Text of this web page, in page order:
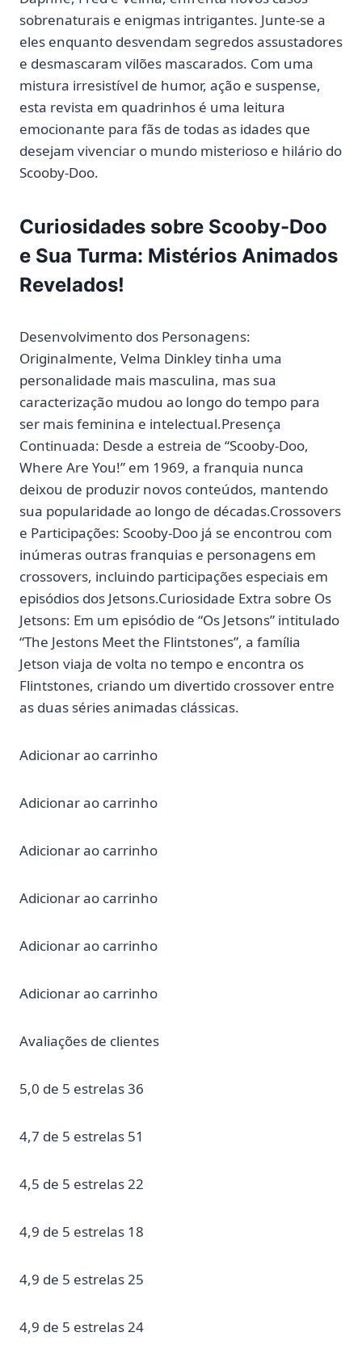
sobrenaturais e enigmas intrigantes. Junte-se a
eles enquanto desvendam segredos assustadores
e desmascaram vilões mascarados. Com uma
mistura irresistível de humor, ação e suspense,
esta revista em quadrinhos é uma leitura
emocionante para fãs de todas as idades que
desejam vivenciar o mundo misterioso e hilário do
Scooby-Doo.
Curiosidades sobre Scooby-Doo
e Sua Turma: Mistérios Animados
Revelados!
Desenvolvimento dos Personagens:
Originalmente, Velma Dinkley tinha uma
personalidade mais masculina, mas sua
caracterização mudou ao longo do tempo para
ser mais feminina e intelectual.Presença
Continuada: Desde a estreia de “Scooby-Doo,
Where Are You!” em 1969, a franquia nunca
deixou de produzir novos conteúdos, mantendo
sua popularidade ao longo de décadas.Crossovers
e Participações: Scooby-Doo já se encontrou com
inúmeras outras franquias e personagens em
crossovers, incluindo participações especiais em
episódios dos Jetsons.Curiosidade Extra sobre Os
Jetsons: Em um episódio de “Os Jetsons” intitulado
“The Jestons Meet the Flintstones”, a família
Jetson viaja de volta no tempo e encontra os
Flintstones, criando um divertido crossover entre
as duas séries animadas clássicas.
Adicionar ao carrinho
Adicionar ao carrinho
Adicionar ao carrinho
Adicionar ao carrinho
Adicionar ao carrinho
Adicionar ao carrinho
Avaliações de clientes
5,0 de 5 estrelas 36
4,7 de 5 estrelas 51
4,5 de 5 estrelas 22
4,9 de 5 estrelas 18
4,9 de 5 estrelas 25
4,9 de 5 estrelas 24